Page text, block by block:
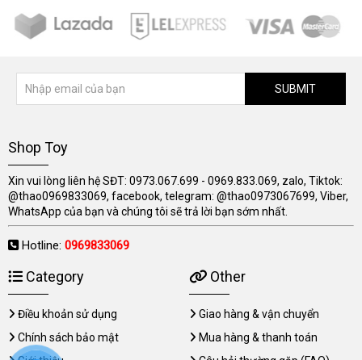
SUBMIT
Shop Toy
Xin vui lòng liên hệ SĐT: 0973.067.699 - 0969.833.069, zalo, Tiktok:
@thao0969833069, facebook, telegram: @thao0973067699, Viber,
WhatsApp của bạn và chúng tôi sẽ trả lời bạn sớm nhất.
Hotline: 0969833069
Category
Điều khoản sử dụng
Chính sách bảo mật
Other
Giao hàng & vận chuyển
Mua hàng & thanh toán